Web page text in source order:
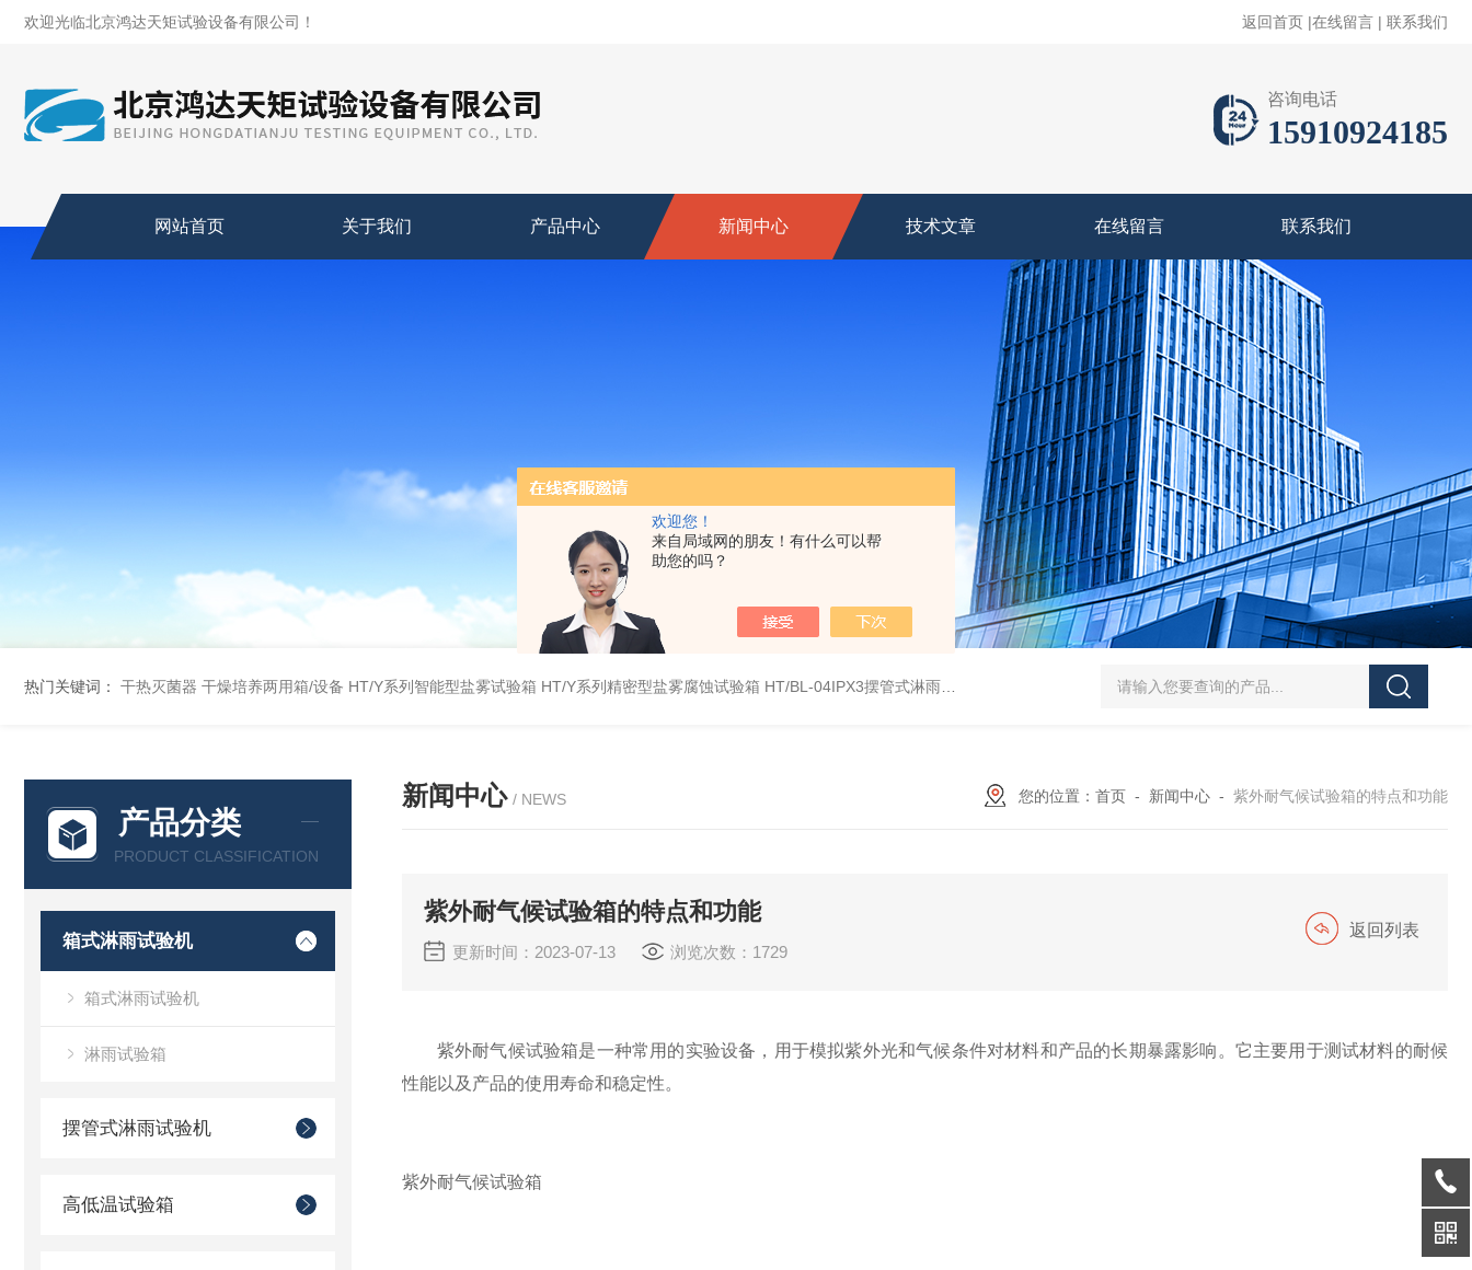
欢迎您！
来自局域网的朋友！有什么可以帮
助您的吗？
欢迎光临北京鸿达天矩试验设备有限公司！ 返回首页 |在线留言 | 联系我们
咨询电话
15910924185
网站首页 关于我们 产品中心 新闻中心 技术文章 在线留言 联系我们
热门关键词： 干热灭菌器 干燥培养两用箱/设备 HT/Y系列智能型盐雾试验箱 HT/Y系列精密型盐雾腐蚀试验箱 HT/BL-04IPX3摆管式淋雨试验机 HT/SC-800砂尘试验机厂家 HT/GDSJ-80天津小型高低温交变湿热试验
产品分类
PRODUCT CLASSIFICATION
箱式淋雨试验机
箱式淋雨试验机
淋雨试验箱
摆管式淋雨试验机
高低温试验箱
新闻中心 / NEWS 您的位置： 首页 - 新闻中心 - 紫外耐气候试验箱的特点和功能
紫外耐气候试验箱的特点和功能
更新时间：2023-07-13 浏览次数：1729
返回列表
紫外耐气候试验箱是一种常用的实验设备，用于模拟紫外光和气候条件对材料和产品的长期暴露影响。它主要用于测试材料的耐候
性能以及产品的使用寿命和稳定性。
紫外耐气候试验箱